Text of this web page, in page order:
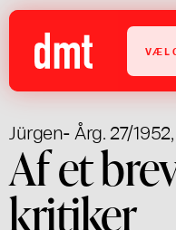
Jürgen- Årg. 27/
Af et
kritiker